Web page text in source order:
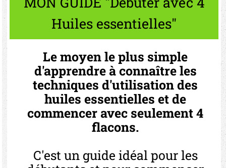
Huiles essentielles"
Le moyen le plus simple
d'apprendre à connaître les
techniques d'utilisation des
huiles essentielles et de
commencer avec seulement 4
flacons.
C'est un guide idéal pour les